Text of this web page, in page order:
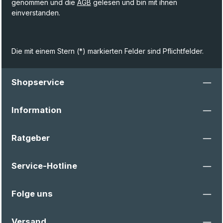
genommen und die AGB gelesen und bin mit ihnen
einverstanden.
Die mit einem Stern (*) markierten Felder sind Pflichtfelder.
Shopservice
Information
Ratgeber
Service-Hotline
Folge uns